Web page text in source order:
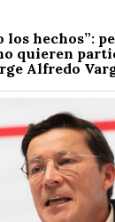
los hechos”:
quieren
Alfredo